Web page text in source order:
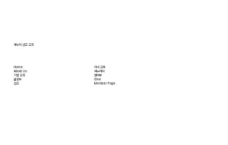
Home
About Us
​가정 교회
​삶공부
​선교
자녀 교육
새누리터
영어부
Give
Member Page
새누리 선교 교회